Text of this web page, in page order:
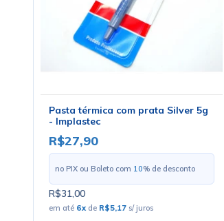
Pasta térmica com prata Silver 5g
- Implastec
R$27,90
no PIX ou Boleto com 10% de desconto
R$31,00
em até 6xde R$5,17s/ juros